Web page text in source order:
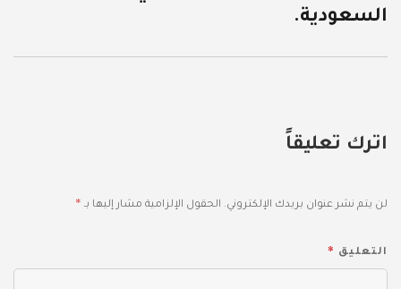
السعودية.
اترك تعليقاً
لن يتم نشر عنوان بريدك الإلكتروني. الحقول الإلزامية مشار إليها بـ *
التعليق *